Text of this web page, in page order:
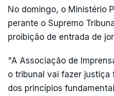
No domingo, o Ministério
perante o Supremo
proibição de entrada de
"A Associação de
o tribunal vai fazer
dos princípios